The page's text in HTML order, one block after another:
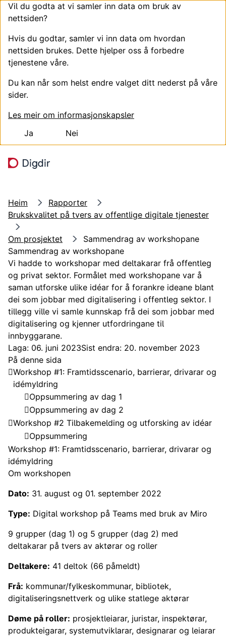
Vil du godta at vi samler inn data om bruk av
nettsiden?
Hvis du godtar, samler vi inn data om hvordan
nettsiden brukes. Dette hjelper oss å forbedre
tjenestene våre.
Du kan når som helst endre valget ditt nederst på våre
sider.
Les meir om informasjonskapsler
Ja
Nei
Heim
Rapporter
Brukskvalitet på tvers av offentlige digitale tjenester
Om prosjektet
Sammendrag av workshopane
Sammendrag av workshopane
Vi hadde to workshopar med deltakarar frå offentleg
og privat sektor. Formålet med workshopane var å
saman utforske ulike idéar for å forankre ideane blant
dei som jobbar med digitalisering i offentleg sektor. I
tillegg ville vi samle kunnskap frå dei som jobbar med
digitalisering og kjenner utfordringane til
innbyggarane.
Laga: 06. juni 2023Sist endra: 20. november 2023
På denne sida
Workshop #1: Framtidsscenario, barrierar, drivarar og
idémyldring
Oppsummering av dag 1
Oppsummering av dag 2
​Workshop #2 Tilbakemelding og utforsking av idéar
Oppsummering
Workshop #1: Framtidsscenario, barrierar, drivarar og
idémyldring
Om workshopen
Dato: 31. august og 01. september 2022
Type: Digital workshop på Teams med bruk av Miro
9 grupper (dag 1) og 5 grupper (dag 2) med
deltakarar på tvers av aktørar og roller
Deltakere: 41 deltok (66 påmeldt)
Frå: kommunar/fylkeskommunar, bibliotek,
digitaliseringsnettverk og ulike statlege aktørar
Døme på roller: prosjektleiarar, juristar, inspektørar,
produkteigarar, systemutviklarar, designarar og leiarar